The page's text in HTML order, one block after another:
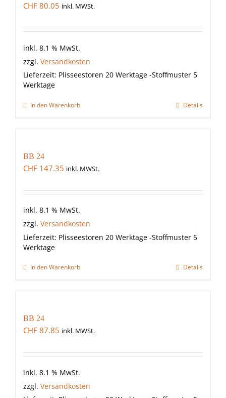
CHF 80.05 inkl. MWSt.
inkl. 8.1 % MwSt.
zzgl. Versandkosten
Lieferzeit: Plisseestoren 20 Werktage -Stoffmuster 5
Werktage
In den Warenkorb Details
BB 24
CHF 147.35 inkl. MWSt.
inkl. 8.1 % MwSt.
zzgl. Versandkosten
Lieferzeit: Plisseestoren 20 Werktage -Stoffmuster 5
Werktage
In den Warenkorb Details
BB 24
CHF 87.85 inkl. MWSt.
inkl. 8.1 % MwSt.
zzgl. Versandkosten